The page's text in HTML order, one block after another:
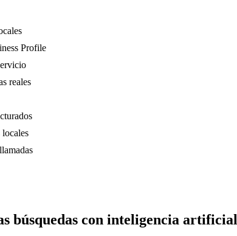
Profile
reales
búsquedas con inteligencia artificial